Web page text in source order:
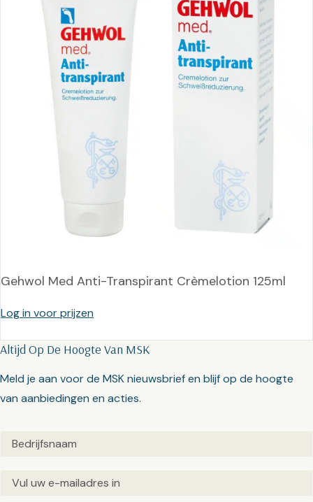
Gehwol Med Anti-Transpirant Crèmelotion 125ml
Log in voor prijzen
Altijd Op De Hoogte Van MSK
Meld je aan voor de MSK nieuwsbrief en blijf op de hoogte
van aanbiedingen en acties.
Untitled(Vereist)
Email(Vereist)